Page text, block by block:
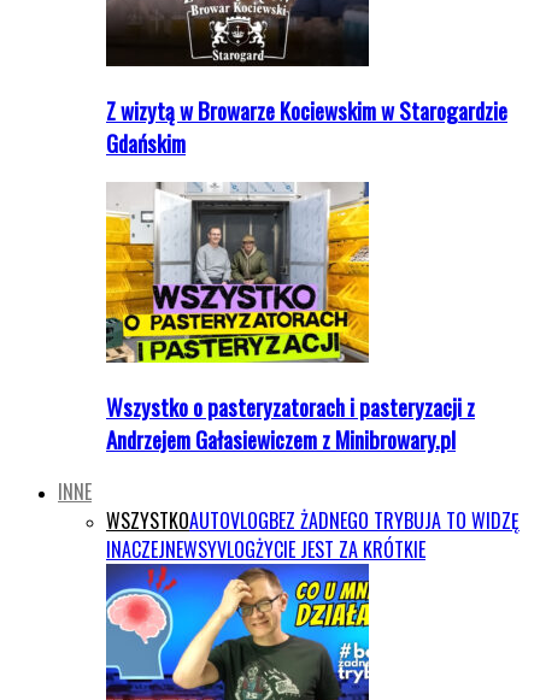
Z wizytą w Browarze Kociewskim w Starogardzie
Gdańskim
Wszystko o pasteryzatorach i pasteryzacji z
Andrzejem Gałasiewiczem z Minibrowary.pl
INNE
WSZYSTKOAUTOVLOGBEZ ŻADNEGO TRYBUJA TO WIDZĘ
INACZEJNEWSYVLOGŻYCIE JEST ZA KRÓTKIE